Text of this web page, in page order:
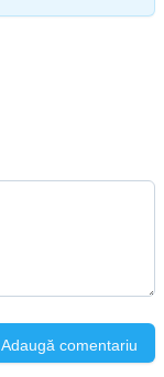
Adaugă comentariu